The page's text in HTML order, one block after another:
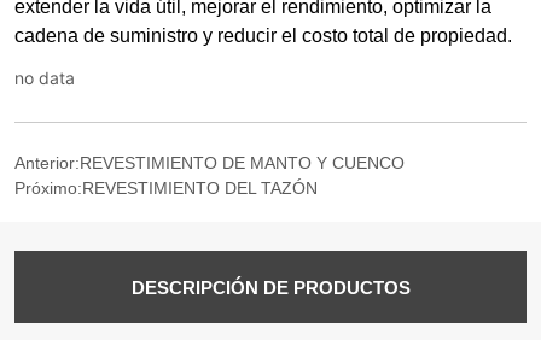
no data
Anterior:REVESTIMIENTO DE MANTO Y CUENCO
Próximo:REVESTIMIENTO DEL TAZÓN
DESCRIPCIÓN DE PRODUCTOS